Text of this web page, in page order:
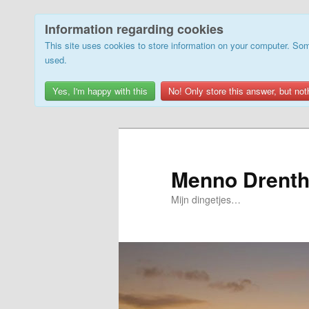
Information regarding cookies
This site uses cookies to store information on your computer.
used.
Yes, I'm happy with this No! Only store this answer, but
Menno
Mijn dingetjes…